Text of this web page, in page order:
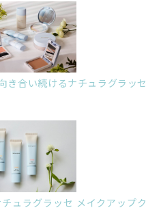
き合い続けるナチュラグラッセ
ュラグラッセ メイクアップク